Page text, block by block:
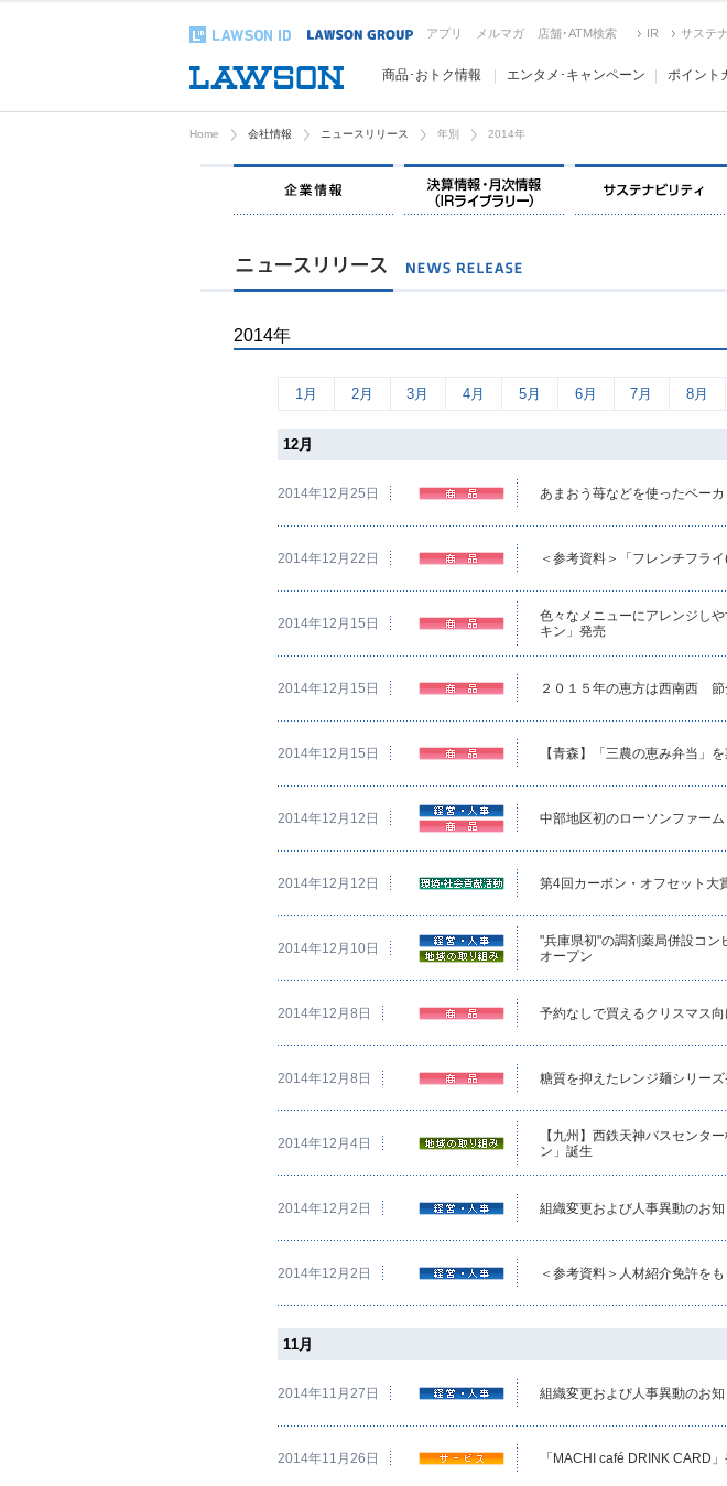
アプリ メルマガ 店舗･ATM検索 IR サステ
商品･おトク情報 エンタメ･キャンペーン ポイント
Home 会社情報 ニュースリリース 年別 2014年
企業情報
2014年
1月 2月 3月 4月 5月 6月 7月 8月
12月
2014年12月25日 あまおう苺などを使ったベー
2014年12月22日 ＜参考資料＞「フレンチフラ
2014年12月15日
色々なメニューにアレンジし
キン」発売
2014年12月15日 ２０１５年の恵方は西南西 節
2014年12月15日 【青森】「三農の恵み弁当」
2014年12月12日 中部地区初のローソンファー
2014年12月12日 第4回カーボン・オフセット大
2014年12月10日
"兵庫県初"の調剤薬局併設コン
オープン
2014年12月8日 予約なしで買えるクリスマス
2014年12月8日 糖質を抑えたレンジ麺シリー
2014年12月4日
【九州】西鉄天神バスセンタ
ン」誕生
2014年12月2日 組織変更および人事異動のお
2014年12月2日 ＜参考資料＞人材紹介免許を
11月
2014年11月27日 組織変更および人事異動のお
2014年11月26日 「MACHI café DRINK CARD